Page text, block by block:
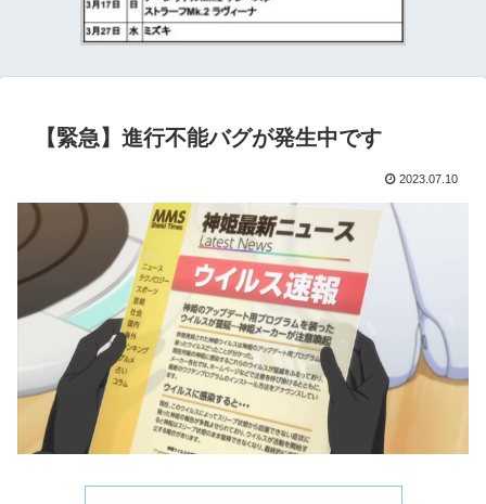
【緊急】進行不能バグが発生中です
2023.07.10